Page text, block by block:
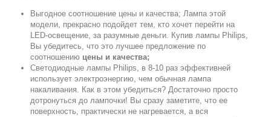
Выгодное соотношение цены и качества; Лампа этой
модели, прекрасно подойдет тем, кто хочет перейти на
LED-освещение, за разумные деньги. Купив лампы Philips,
Вы убедитесь, что это лучшее предложение по
соотношению цены и качества;
Светодиодные лампы Philips, в 8-10 раз эффективней
использует электроэнергию, чем обычная лампа
накаливания. Как в этом убедиться? Достаточно просто
дотронуться до лампочки! Вы сразу заметите, что ее
поверхность, практически не нагревается, а вся